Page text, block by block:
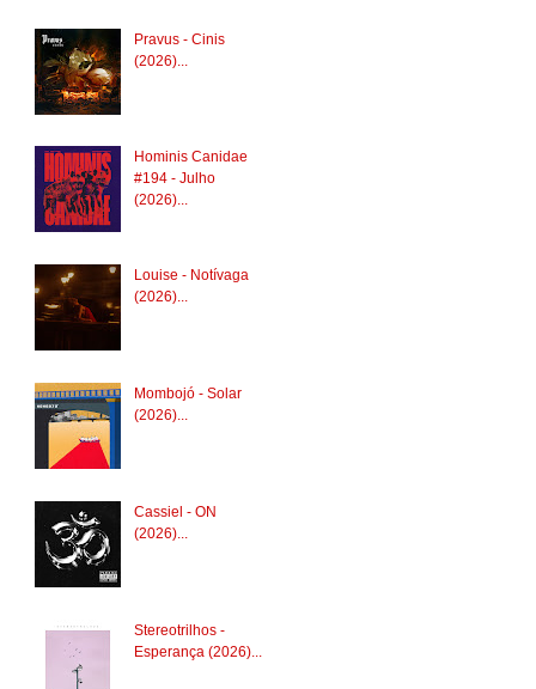
Pravus - Cinis
(2026)...
Hominis Canidae
#194 - Julho
(2026)...
Louise - Notívaga
(2026)...
Mombojó - Solar
(2026)...
Cassiel - ON
(2026)...
Stereotrilhos -
Esperança (2026)...